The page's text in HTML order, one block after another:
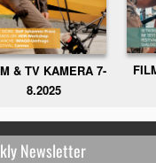
& TV KAMERA 7-
8.2025
Newsletter